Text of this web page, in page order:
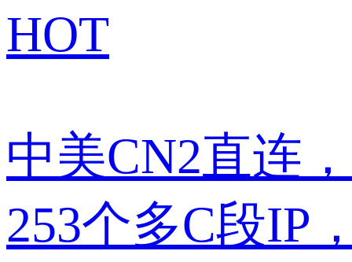
HOT
中美CN2直连
253个多C段IP